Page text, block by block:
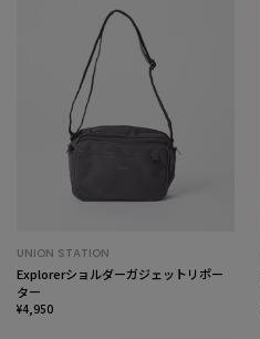
UNION STATION
Explorerショルダーガジェットリポー
ター
¥4,950